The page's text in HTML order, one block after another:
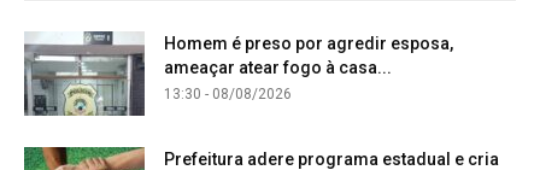
Homem é preso por agredir esposa,
ameaçar atear fogo à casa...
13:30 - 08/08/2026
Prefeitura adere programa estadual e cria